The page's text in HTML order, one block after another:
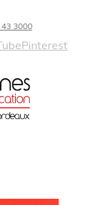
3000
Pinterest